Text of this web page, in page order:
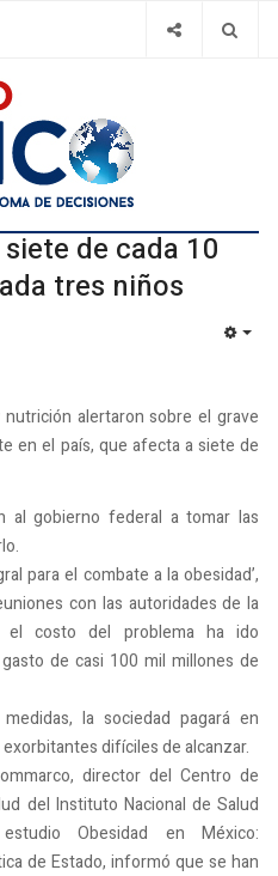
de cada 10
tres niños
alertaron sobre el grave
en el país, que afecta a siete de
al gobierno federal a tomar las
para el combate a la obesidad’,
con las autoridades de la
el costo del problema ha ido
de casi 100 mil millones de
la sociedad pagará en
difíciles de alcanzar.
director del Centro de
del Instituto Nacional de Salud
Obesidad en México:
de Estado, informó que se han